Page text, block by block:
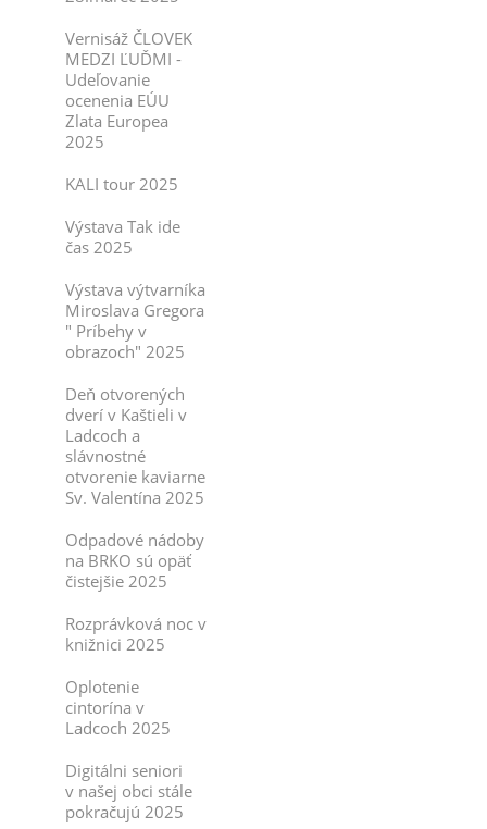
Vernisáž ČLOVEK
MEDZI ĽUĎMI -
Udeľovanie
ocenenia EÚU
Zlata Europea
2025
KALI tour 2025
Výstava Tak ide
čas 2025
Výstava výtvarníka
Miroslava Gregora
" Príbehy v
obrazoch" 2025
Deň otvorených
dverí v Kaštieli v
Ladcoch a
slávnostné
otvorenie kaviarne
Sv. Valentína 2025
Odpadové nádoby
na BRKO sú opäť
čistejšie 2025
Rozprávková noc v
knižnici 2025
Oplotenie
cintorína v
Ladcoch 2025
Digitálni seniori
v našej obci stále
pokračujú 2025